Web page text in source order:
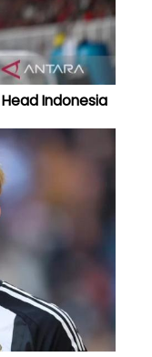
Indonesia